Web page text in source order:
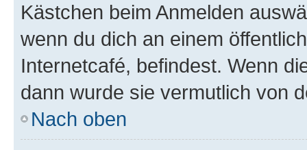
Kästchen beim Anmelden
wenn du dich an einem
Internetcafé, befindest. Wenn
dann wurde sie vermutlich von
Nach oben